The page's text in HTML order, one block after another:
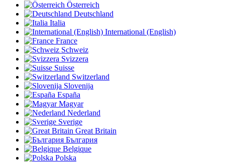
Österreich
Deutschland
Italia
International (English)
France
Schweiz
Svizzera
Suisse
Switzerland
Slovenija
España
Magyar
Nederland
Sverige
Great Britain
България
Belgique
Polska